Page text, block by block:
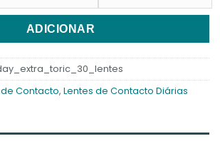
ADICIONAR
de Contacto, Lentes de Contacto Diárias